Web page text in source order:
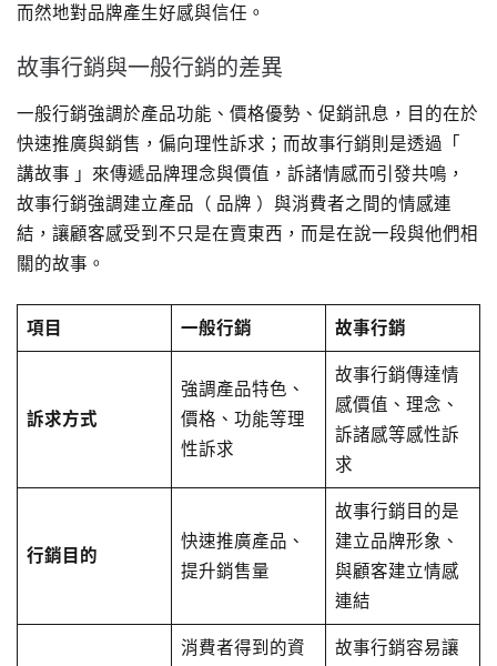
而然地對品牌產生好感與信任。
故事行銷與一般行銷的差異
一般行銷強調於產品功能、價格優勢、促銷訊息，目的在於
快速推廣與銷售，偏向理性訴求；而故事行銷則是透過「
講故事 」來傳遞品牌理念與價值，訴諸情感而引發共鳴，
故事行銷強調建立產品（ 品牌 ）與消費者之間的情感連
結，讓顧客感受到不只是在賣東西，而是在說一段與他們相
關的故事。
項目 一般行銷 故事行銷
訴求方式
強調產品特色、
價格、功能等理
性訴求
故事行銷傳達情
感價值、理念、
訴諸感等感性訴
求
行銷目的
快速推廣產品、
提升銷售量
故事行銷目的是
建立品牌形象、
與顧客建立情感
連結
消費者得到的資
故事行銷容易讓